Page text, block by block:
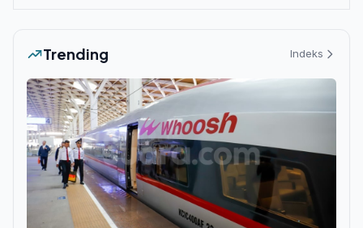
Trending Indeks